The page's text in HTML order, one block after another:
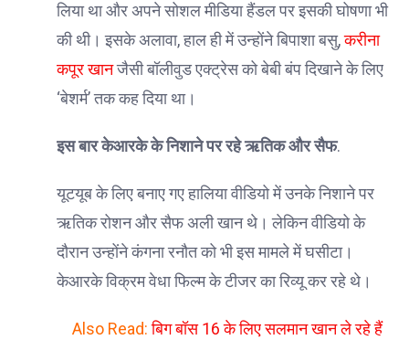
लिया था और अपने सोशल मीडिया हैंडल पर इसकी घोषणा भी
की थी। इसके अलावा, हाल ही में उन्होंने बिपाशा बसु,करीना
कपूर खानजैसी बॉलीवुड एक्ट्रेस को बेबी बंप दिखाने के लिए
‘बेशर्म’ तक कह दिया था।
इस बार केआरके के निशाने पर रहे ऋतिक और सैफ.
यूटयूब के लिए बनाए गए हालिया वीडियो में उनके निशाने पर
ऋतिक रोशन और सैफ अली खान थे। लेकिन वीडियो के
दौरान उन्होंने कंगना रनौत को भी इस मामले में घसीटा।
केआरके विक्रम वेधा फिल्म के टीजर का रिव्यू कर रहे थे।
Also Read:बिग बॉस 16 के लिए सलमान खान ले रहे हैं